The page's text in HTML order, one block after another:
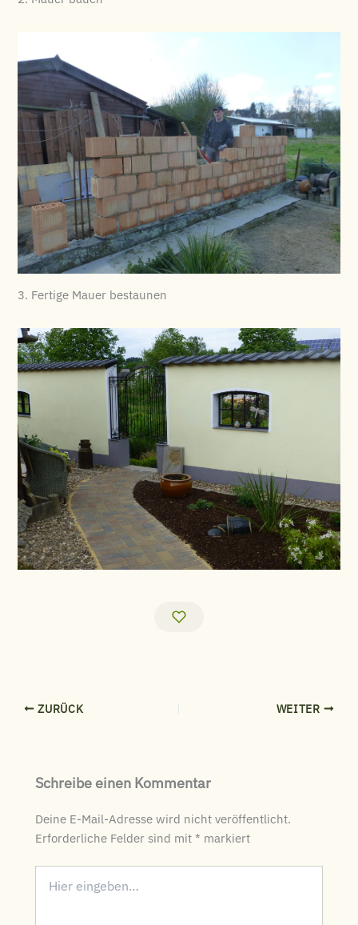
3. Fertige Mauer bestaunen
ZURÜCK WEITER
Schreibe einen Kommentar
Deine E-Mail-Adresse wird nicht veröffentlicht.
Erforderliche Felder sind mit* markiert
eingeben…